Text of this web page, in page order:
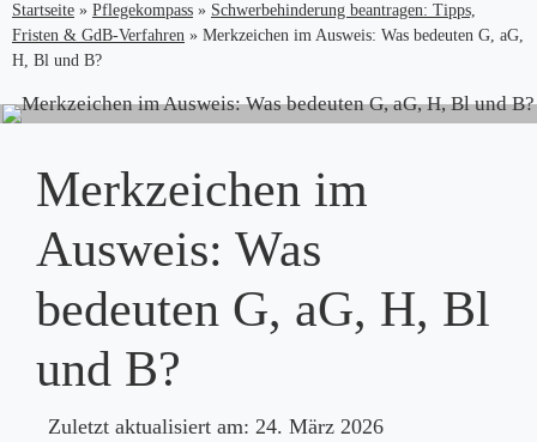
Startseite » Pflegekompass » Schwerbehinderung beantragen: Tipps,
Fristen & GdB-Verfahren » Merkzeichen im Ausweis: Was bedeuten G, aG,
H, Bl und B?
Merkzeichen im
Ausweis: Was
bedeuten G, aG, H, Bl
und B?
Zuletzt aktualisiert am: 24. März 2026